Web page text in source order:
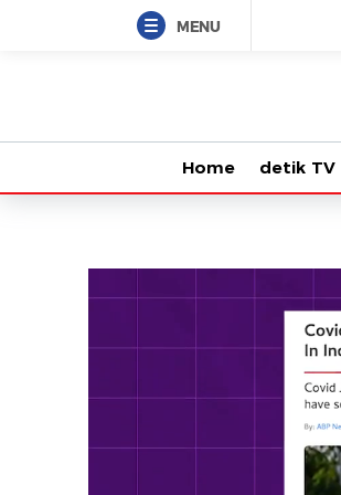
MENU
Home detik TV